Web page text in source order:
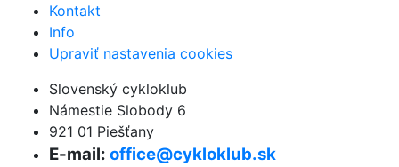
Kontakt
Info
Upraviť nastavenia cookies
Slovenský cykloklub
Námestie Slobody 6
921 01 Piešťany
E-mail: office@cykloklub.sk